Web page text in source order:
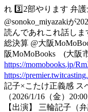
れ 3️⃣2部やります 弁護
@sonoko_miyazakiが
読んであれこれ話しま
総決算 @大阪
阪MoMoBooks (大阪
https://momobooks.jp/
https://
記子×こたけ正義感 ス
（2026/1/16（金）
【出演】 三輪記子（